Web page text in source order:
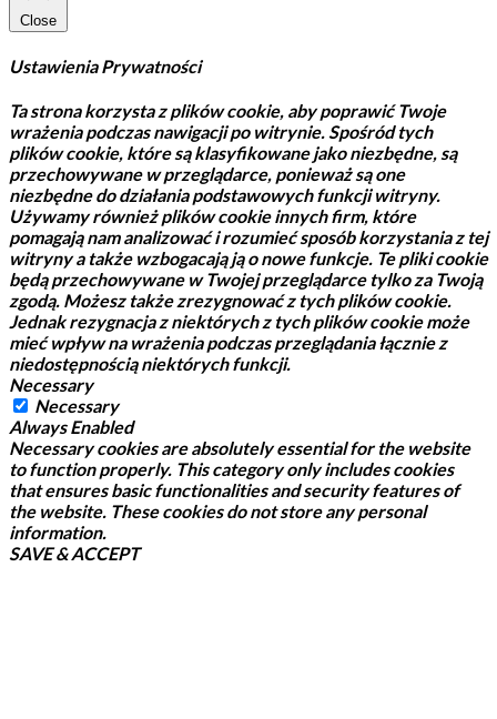
Close
Ustawienia Prywatności
Ta strona korzysta z plików cookie, aby poprawić Twoje
wrażenia podczas nawigacji po witrynie.Spośród tych
plików cookie, które są klasyfikowane jako niezbędne, są
przechowywane w przeglądarce, ponieważ są one
niezbędne do działania podstawowych funkcji witryny.
Używamy również plików cookie innych firm, które
pomagają nam analizować i rozumieć sposób korzystania z tej
witryny a także wzbogacają ją o nowe funkcje. Te pliki cookie
będą przechowywane w Twojej przeglądarce tylko za Twoją
zgodą. Możesz także zrezygnować z tych plików cookie.
Jednak rezygnacja z niektórych z tych plików cookie może
mieć wpływ na wrażenia podczas przeglądania łącznie z
niedostępnością niektórych funkcji.
Necessary
Necessary
Always Enabled
Necessary cookies are absolutely essential for the website
to function properly. This category only includes cookies
that ensures basic functionalities and security features of
the website. These cookies do not store any personal
information.
SAVE & ACCEPT